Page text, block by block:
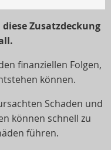
Zusatzdeckung
finanziellen Folgen,
können.
Schaden und
können schnell zu
führen.